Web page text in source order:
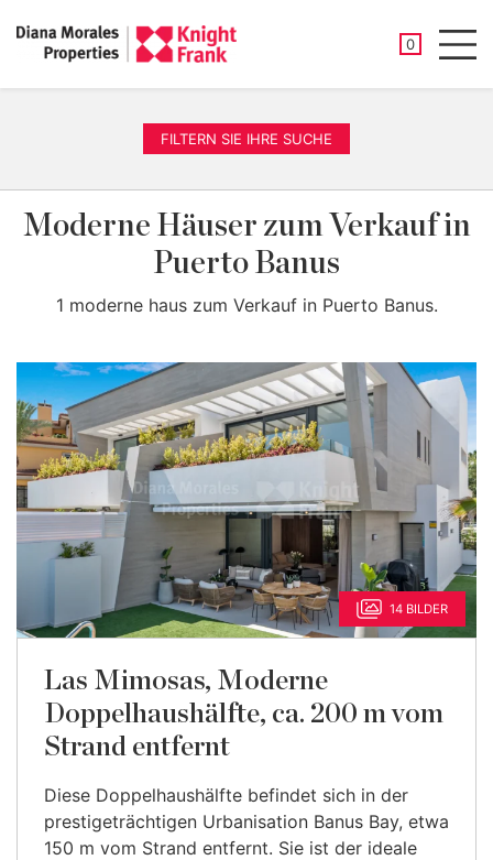
0
FILTERN SIE IHRE SUCHE
Moderne Häuser zum Verkauf in
Puerto Banus
1 moderne haus zum Verkauf in Puerto Banus.
14 BILDER
Las Mimosas, Moderne
Doppelhaushälfte, ca. 200 m vom
Strand entfernt
Diese Doppelhaushälfte befindet sich in der
prestigeträchtigen Urbanisation Banus Bay, etwa
150 m vom Strand entfernt. Sie ist der ideale